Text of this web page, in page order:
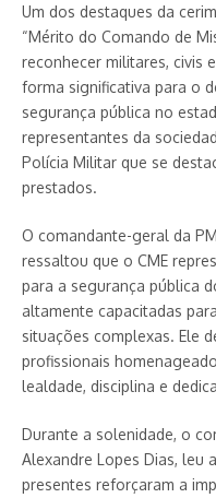
Um dos destaques da
“Mérito do Comando de
reconhecer militares, civis
forma significativa para o
segurança pública no
representantes da
Polícia Militar que se
prestados.
O comandante-geral da
ressaltou que o CME
para a segurança pública
altamente capacitadas
situações complexas. Ele
profissionais
lealdade, disciplina e
Durante a solenidade, o
Alexandre Lopes Dias, leu
presentes reforçaram a